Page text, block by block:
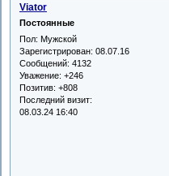
Viator
Постоянные
Пол: Мужской
Зарегистрирован: 08.07.16
Сообщений: 4132
Уважение: +246
Позитив: +808
Последний визит:
08.03.24 16:40